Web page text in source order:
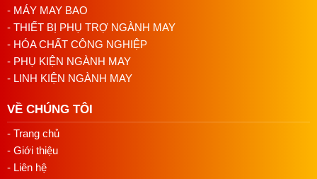
- MÁY MAY BAO
- THIẾT BỊ PHỤ TRỢ NGÀNH MAY
- HÓA CHẤT CÔNG NGHIỆP
- PHỤ KIỆN NGÀNH MAY
- LINH KIỆN NGÀNH MAY
VỀ CHÚNG TÔI
- Trang chủ
- Giới thiệu
- Liên hệ